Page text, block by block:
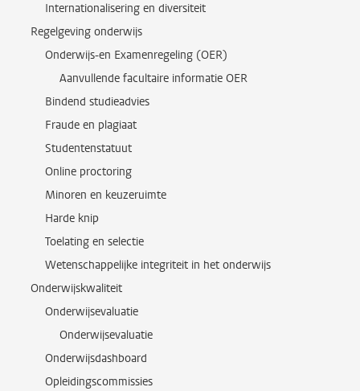
Internationalisering en diversiteit
Regelgeving onderwijs
Onderwijs-en Examenregeling (OER)
Aanvullende facultaire informatie OER
Bindend studieadvies
Fraude en plagiaat
Studentenstatuut
Online proctoring
Minoren en keuzeruimte
Harde knip
Toelating en selectie
Wetenschappelijke integriteit in het onderwijs
Onderwijskwaliteit
Onderwijsevaluatie
Onderwijsevaluatie
Onderwijsdashboard
Opleidingscommissies